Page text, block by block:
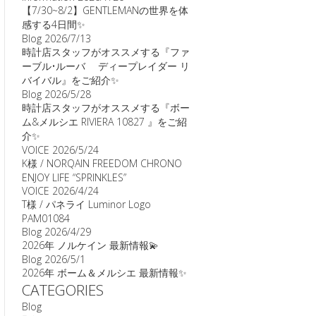
【7/30~8/2】GENTLEMANの世界を体
感する4日間✨
Blog 2026/7/13
時計店スタッフがオススメする『ファ
ーブル•ルーバ ディープレイダー リ
バイバル』をご紹介✨
Blog 2026/5/28
時計店スタッフがオススメする『ボー
ム&メルシエ RIVIERA 10827 』をご紹
介✨
VOICE 2026/5/24
K様 / NORQAIN FREEDOM CHRONO
ENJOY LIFE “SPRINKLES”
VOICE 2026/4/24
T様 / パネライ Luminor Logo
PAM01084
Blog 2026/4/29
2026年 ノルケイン 最新情報💫
Blog 2026/5/1
2026年 ボーム＆メルシエ 最新情報✨
CATEGORIES
Blog